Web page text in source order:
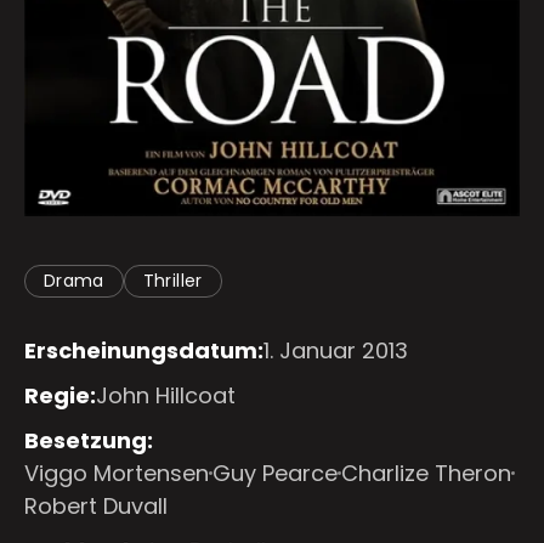
Drama Thriller
Erscheinungsdatum:1. Januar 2013
Regie:John Hillcoat
Besetzung:
Viggo Mortensen Guy PearceCharlize Theron
Robert Duvall